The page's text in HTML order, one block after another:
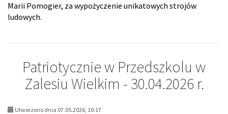
Marii Pomogier, za wypożyczenie unikatowych strojów
ludowych.
Patriotycznie w Przedszkolu w
Zalesiu Wielkim - 30.04.2026 r.
Utworzono dnia 07.05.2026, 10:17